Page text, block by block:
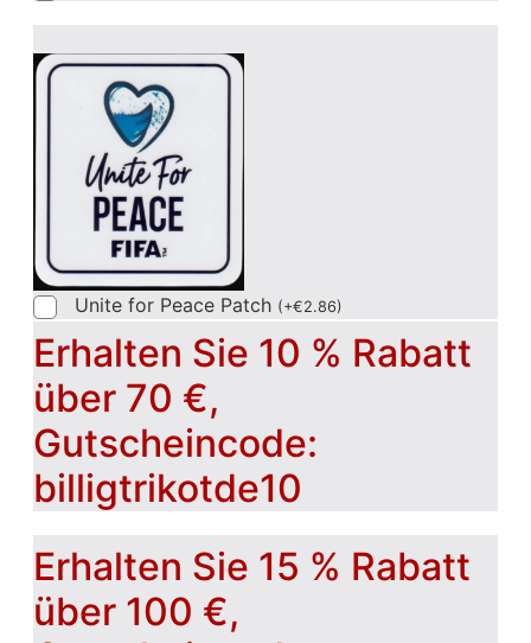
Unite for Peace Patch (+€2.86)
Erhalten Sie 10 % Rabatt
über 70 €,
Gutscheincode:
billigtrikotde10
Erhalten Sie 15 % Rabatt
über 100 €,